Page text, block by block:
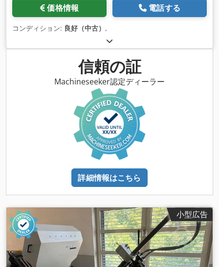
価格情報 電話する
コンディション: 良好（中古） ,
信頼の証
Machineseeker認定ディーラー
詳細情報はこちら
小型広告